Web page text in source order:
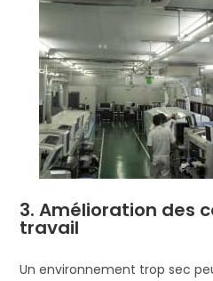
3. Amélioration des
travail
Un environnement trop sec